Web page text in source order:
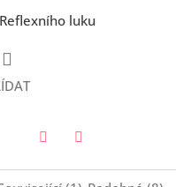
luku